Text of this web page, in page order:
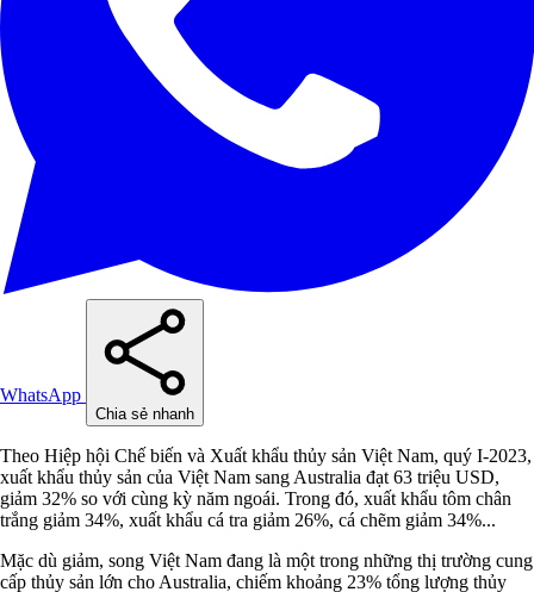
WhatsApp
Chia sẻ nhanh
Theo Hiệp hội Chế biến và Xuất khẩu thủy sản Việt Nam, quý I-2023,
xuất khẩu thủy sản của Việt Nam sang Australia đạt 63 triệu USD,
giảm 32% so với cùng kỳ năm ngoái. Trong đó, xuất khẩu tôm chân
trắng giảm 34%, xuất khẩu cá tra giảm 26%, cá chẽm giảm 34%...
Mặc dù giảm, song Việt Nam đang là một trong những thị trường cung
cấp thủy sản lớn cho Australia, chiếm khoảng 23% tổng lượng thủy